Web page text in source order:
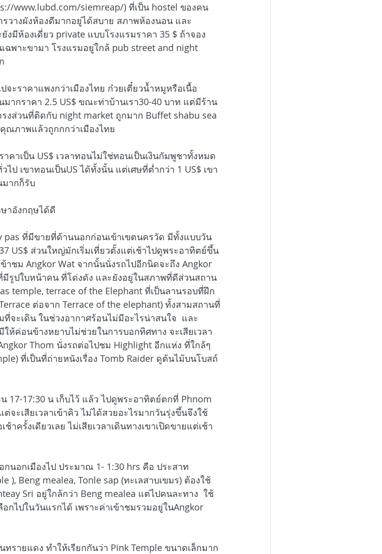
www.lubd.com/siemreap/) ที่เป็น hostel ของคน
วางผังห้องดีมากอยู่ได้สบาย สภาพห้องนอน และ
งมีห้องเดี่ยว private แบบโรงแรมราคา 35 $ ถ้าจอง
ฉพาะขามา โรงแรมอยู่ใกล้ pub street and night
จะราคาแพงกว่าเมืองไทย ก๋วยเตี๋ยวน้ำหมูหรือเนื้อ
ากราคา 2.5 US$ ขณะท่าบ้านเรา30-40 บาท แต่มีร้าน
งส่วนที่ติดกับ night market ถูกมาก Buffet shabu sea
ณภาพแล้วถูกกกว่าเมืองไทย
าคาเป็น US$ เวลาทอนไม่ใช่ทอนเป็นเงินกัมพูชาทั้งหมด
ป เขาทอนเป็นUS ได้ทั้งนั้น แต่เศษที่ต่ำกว่า 1 US$ เขา
มากก็รับ
าอังกฤษได้ดี
pas ที่มีขายที่ด้านนอกก่อนเข้าเขตนครวัด มีทั้งแบบวัน
US$ ส่วนใหญ่มักเริ่มเที่ยวตั้งแต่เช้าไปดูพระอาทิตย์ขึ้น
าชม Angkor Wat จากนั้นนั่งรถไปอีกนิดจะถึง Angkor
รูปใบหน้าคน ที่โด่งดัง และยังอยู่ในสภาพที่ดีส่วนสถาน
temple, terrace of the Elephant ที่เป็นลานรอบที่ฝึก
ต่อจาก Terrace of the elephant) ทั้งสามสถานที่
จะเดิน ในช่วงอากาศร้อนไม่มีอะไรน่าสนใจ  และ
ห้ค่อนข้างหยาบไม่ช่วยในการบอกทิศทาง จะเสียเวลา
Thom นั่งรถต่อไปชม Highlight อีกแห่ง ที่ใกล้ๆ
ที่เป็นที่ถ่ายหนังเรื่อง Tomb Raider ดูต้นไม้บนโบสถ์
17-17:30 น เก็บไว้ แล้ว ไปดูพระอาทิตย์ตกที่ Phnom
จะเสียเวลาเข้าคิว ไม่ได้สวยอะไรมากวันรุ่งขึ้นจึงใช้
าครั้งเดียวเลย ไม่เสียเวลาเดินทางเขาเปิดขายแต่เช้า
นอกเมืองไป ประมาณ 1- 1:30 hrs คือ ประสาท
), Beng mealea, Tonle sap (ทะเลสาบเขมร) ต้องใช้
Sri อยู่ใกล้กว่า Beng mealea แต่ไปคนละทาง  ใช้
กไปในวันแรกได้ เพราะค่าเข้าชมรวมอยู่ในAngkor
ทรายแดง ทำให้เรียกกันว่า Pink Temple ขนาดเล็กมาก